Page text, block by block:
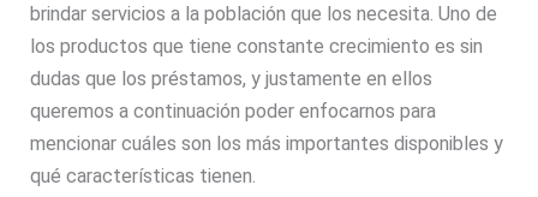
brindar servicios a la población que los necesita. Uno de
los productos que tiene constante crecimiento es sin
dudas que los préstamos, y justamente en ellos
queremos a continuación poder enfocarnos para
mencionar cuáles son los más importantes disponibles y
qué características tienen.